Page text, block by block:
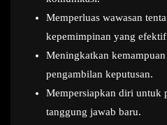
Memperluas wawasan
kepemimpinan yang
Meningkatkan
pengambilan keputusan.
Mempersiapkan diri untuk
tanggung jawab baru.